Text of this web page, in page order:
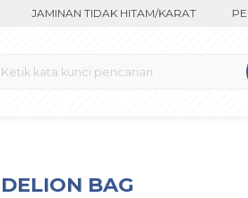
JAMINAN TIDAK HITAM/KARAT
DELION BAG